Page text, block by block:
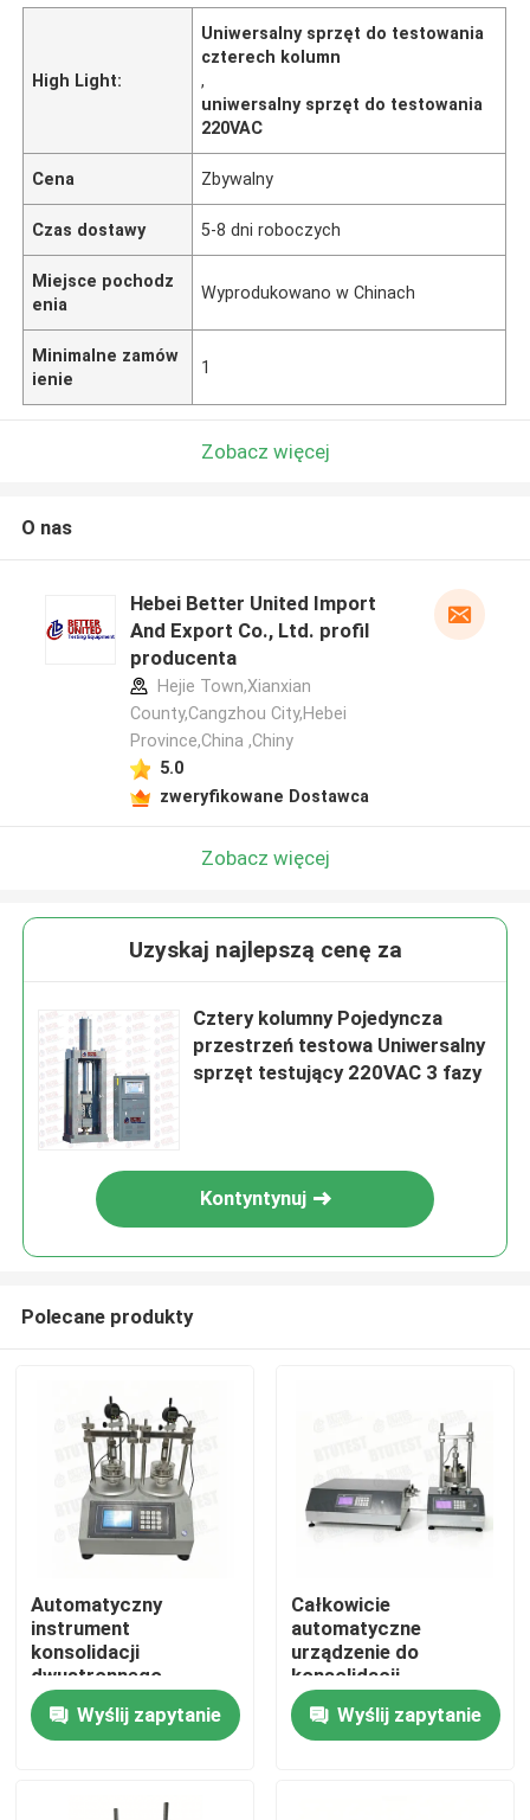
Dom
Produkty
High Light:
Uniwersalny sprzęt do testowania
czterech kolumn
,
uniwersalny sprzęt do testowania
220VAC
Cena Zbywalny
Czas dostawy 5-8 dni roboczych
Miejsce pochodz
enia
Wyprodukowano w Chinach
Minimalne zamów
ienie
1
Zobacz więcej
O nas
Hebei Better United Import
And Export Co., Ltd. profil
producenta
Hejie Town,Xianxian
County,Cangzhou City,Hebei
Province,China ,Chiny
5.0
zweryfikowane Dostawca
Zobacz więcej
Uzyskaj najlepszą cenę za
Cztery kolumny Pojedyncza
przestrzeń testowa Uniwersalny
sprzęt testujący 220VAC 3 fazy
Kontyntynuj
Polecane produkty
Automatyczny
instrument
konsolidacji
dwustronnego
komórki Przejrzysty
komórka konsolidacji
Wysokiej precyzji
Wyślij zapytanie
Całkowicie
automatyczne
urządzenie do
konsolidacji
przepuszczalności,
ciśnienie przeciwne,
nasycenie, wiele
Wyślij zapytanie